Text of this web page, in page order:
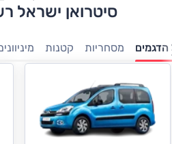
סיטרואן ישראל
הדגמים מסחריות קטנות